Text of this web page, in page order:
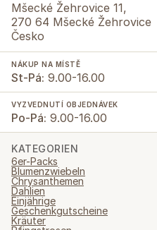
Mšecké Žehrovice 11,
270 64 Mšecké Žehrovice
Česko
NÁKUP NA MÍSTĚ
St-Pá: 9.00-16.00
VYZVEDNUTÍ OBJEDNÁVEK
Po-Pá: 9.00-16.00
KATEGORIEN
6er-Packs
Blumenzwiebeln
Chrysanthemen
Dahlien
Einjährige
Geschenkgutscheine
Kräuter